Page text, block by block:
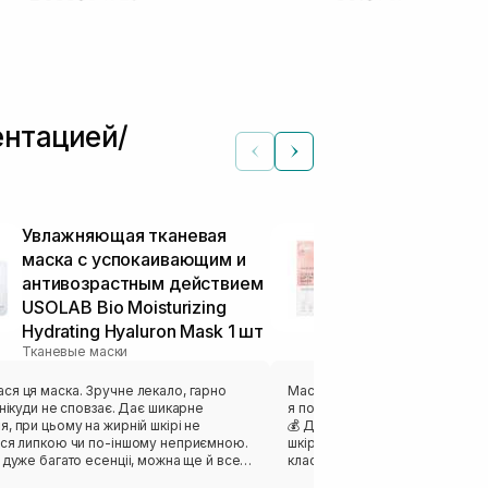
Увлажняющая тканевая
маска с успокаивающим и
антивозрастным действием
USOLAB Bio Moisturizing
Hydrating Hyaluron Mask 1 шт
Тканевые маски
Зручне лекало, гарно
не сповзає. Дає шикарне
при цьому на жирній шкірі не
липкою чи по-іншому неприємною.
дуже багато есенціі, можна ще й все
Маска відзначилась своєю
я потім перелила і
💰 Дуже комфортний гель,
шкіру без відчуття липкості.
класний пламп-ефект на шкірі